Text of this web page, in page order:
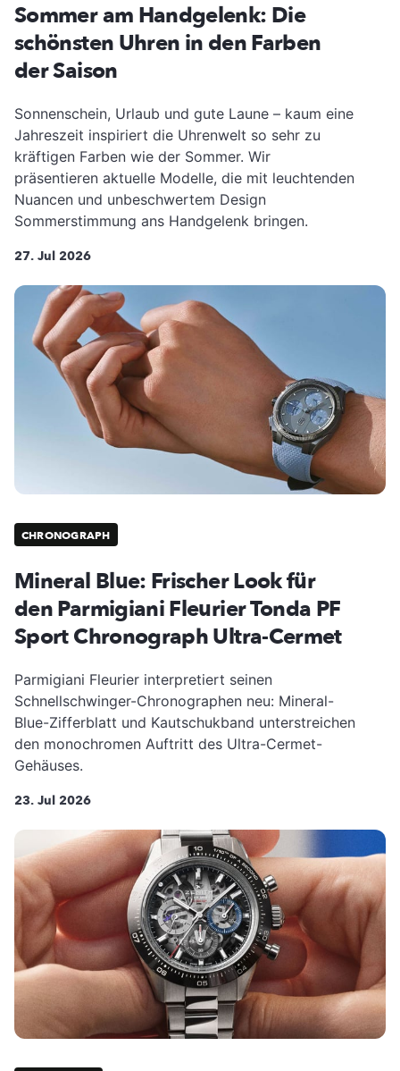
Sommer am Handgelenk: Die
schönsten Uhren in den Farben
der Saison
Sonnenschein, Urlaub und gute Laune – kaum eine
Jahreszeit inspiriert die Uhrenwelt so sehr zu
kräftigen Farben wie der Sommer. Wir
präsentieren aktuelle Modelle, die mit leuchtenden
Nuancen und unbeschwertem Design
Sommerstimmung ans Handgelenk bringen.
27. Jul 2026
CHRONOGRAPH
Mineral Blue: Frischer Look für
den Parmigiani Fleurier Tonda PF
Sport Chronograph Ultra-Cermet
Parmigiani Fleurier interpretiert seinen
Schnellschwinger-Chronographen neu: Mineral-
Blue-Zifferblatt und Kautschukband unterstreichen
den monochromen Auftritt des Ultra-Cermet-
Gehäuses.
23. Jul 2026